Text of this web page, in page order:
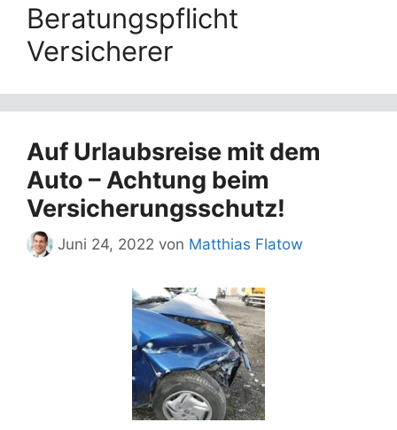
Beratungspflicht
Versicherer
Auf Urlaubsreise mit dem
Auto – Achtung beim
Versicherungsschutz!
Juni 24, 2022 von Matthias Flatow